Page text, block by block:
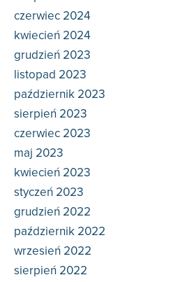
czerwiec 2024
kwiecień 2024
grudzień 2023
listopad 2023
październik 2023
sierpień 2023
czerwiec 2023
maj 2023
kwiecień 2023
styczeń 2023
grudzień 2022
październik 2022
wrzesień 2022
sierpień 2022